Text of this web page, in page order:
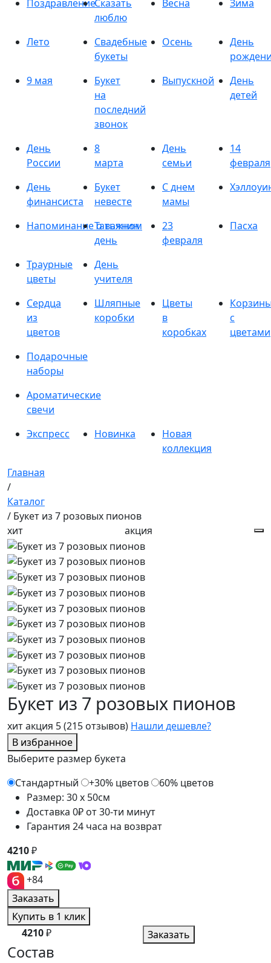
ПоздравлениеСказать
люблю
Весна Зима
Лето
Свадебные
букеты
Осень
День
9 мая
Букет
на
последний
звонок
Выпускной
День
детей
День
России
8
марта
День
семьи
14
февраля
День
финансиста
Букет
невесте
С днем
мамы
Напоминание о важном
Татьянин
день
23
февраля
Пасха
Траурные
цветы
День
учителя
Сердца
из
цветов
Шляпные
коробки
Цветы
в
коробках
с
цветами
Подарочные
наборы
Ароматические
свечи
Экспресс
Новинка
Новая
коллекция
Главная
/
Каталог
/ Букет из 7 розовых пионов
хит
акция
хитакция 5(215 отзывов) Нашли дешевле?
В избранное
Букет из 7 розовых пионов
Выберите размер букета
Стандартный
+30% цветов
60% цветов
Размер: 30 x 50см
Доставка 0₽ от 30-ти минут
Гарантия 24 часа на возврат
4210₽
+84
Заказать
Купить в 1 клик
4210₽ Заказать
Состав